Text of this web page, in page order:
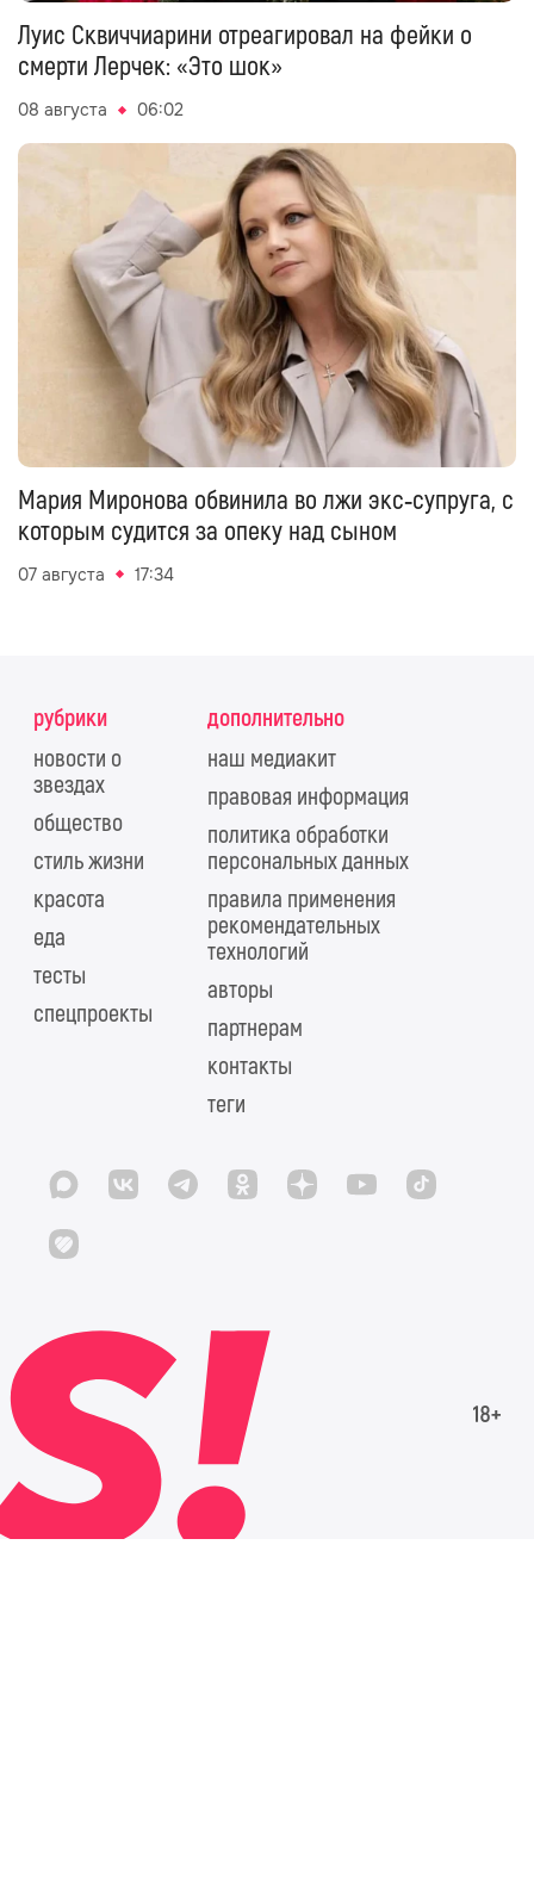
Луис Сквиччиарини отреагировал на фейки о
смерти Лерчек: «Это шок»
08 августа 06:02
Мария Миронова обвинила во лжи экс‑супруга, с
которым судится за опеку над сыном
07 августа 17:34
рубрики
новости о
звездах
общество
стиль жизни
красота
еда
тесты
спецпроекты
дополнительно
наш медиакит
правовая информация
политика обработки
персональных данных
правила применения
рекомендательных
технологий
авторы
партнерам
контакты
теги